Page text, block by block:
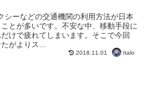
シーなどの交通機関の利用方法が日本
とが多いです。不安な中、移動手段に
けで疲れてしまいます。そこで今回
がよりス...
2018.11.01 Italo